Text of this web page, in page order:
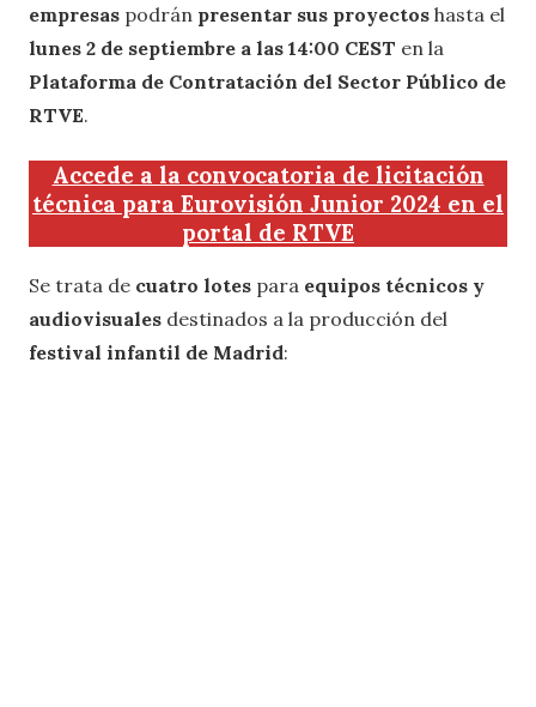
empresas podrán presentar sus proyectos hasta el
lunes 2 de septiembre a las 14:00 CEST en la
Plataforma de Contratación del Sector Público de
RTVE.
Accede a la convocatoria de licitación
técnica para Eurovisión Junior 2024 en el
portal de RTVE
Se trata de cuatro lotes para equipos técnicos y
audiovisuales destinados a la producción del
festival infantil de Madrid: